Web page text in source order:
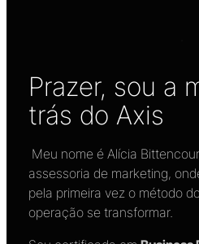
Prazer, sou a
trás do Axis
Meu nome é Alícia
assessoria de marketing,
pela primeira vez o método
operação se transformar.